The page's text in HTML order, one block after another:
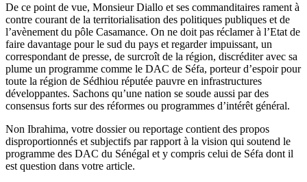
De ce point de vue, Monsieur Diallo et ses commanditaires rament à
contre courant de la territorialisation des politiques publiques et de
l’avènement du pôle Casamance. On ne doit pas réclamer à l’Etat de
faire davantage pour le sud du pays et regarder impuissant, un
correspondant de presse, de surcroît de la région, discréditer avec sa
plume un programme comme le DAC de Séfa, porteur d’espoir pour
toute la région de Sédhiou réputée pauvre en infrastructures
développantes. Sachons qu’une nation se soude aussi par des
consensus forts sur des réformes ou programmes d’intérêt général.
Non Ibrahima, votre dossier ou reportage contient des propos
disproportionnés et subjectifs par rapport à la vision qui soutend le
programme des DAC du Sénégal et y compris celui de Séfa dont il
est question dans votre article.